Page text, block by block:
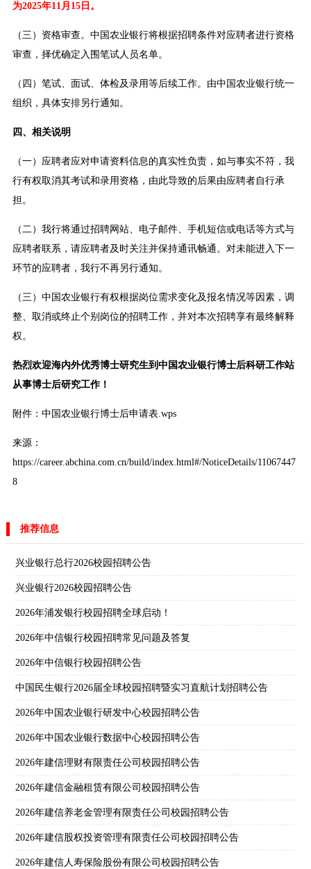
为2025年11月15日。
（三）资格审查。中国农业银行将根据招聘条件对应聘者进行资格
审查，择优确定入围笔试人员名单。
（四）笔试、面试、体检及录用等后续工作。由中国农业银行统一
组织，具体安排另行通知。
四、相关说明
（一）应聘者应对申请资料信息的真实性负责，如与事实不符，我
行有权取消其考试和录用资格，由此导致的后果由应聘者自行承
担。
（二）我行将通过招聘网站、电子邮件、手机短信或电话等方式与
应聘者联系，请应聘者及时关注并保持通讯畅通。对未能进入下一
环节的应聘者，我行不再另行通知。
（三）中国农业银行有权根据岗位需求变化及报名情况等因素，调
整、取消或终止个别岗位的招聘工作，并对本次招聘享有最终解释
权。
热烈欢迎海内外优秀博士研究生到中国农业银行博士后科研工作站
从事博士后研究工作！
附件：中国农业银行博士后申请表.wps
来源：
https://career.abchina.com.cn/build/index.html#/NoticeDetails/11067447
8
推荐信息
兴业银行总行2026校园招聘公告
兴业银行2026校园招聘公告
2026年浦发银行校园招聘全球启动！
2026年中信银行校园招聘常见问题及答复
2026年中信银行校园招聘公告
中国民生银行2026届全球校园招聘暨实习直航计划招聘公告
2026年中国农业银行研发中心校园招聘公告
2026年中国农业银行数据中心校园招聘公告
2026年建信理财有限责任公司校园招聘公告
2026年建信金融租赁有限公司校园招聘公告
2026年建信养老金管理有限责任公司校园招聘公告
2026年建信股权投资管理有限责任公司校园招聘公告
2026年建信人寿保险股份有限公司校园招聘公告